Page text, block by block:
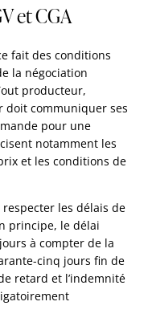
et CGA
fait des conditions
la négociation
producteur,
doit communiquer ses
pour une
notamment les
et les conditions de
les délais de
principe, le délai
à compter de la
cinq jours fin de
retard et l’indemnité